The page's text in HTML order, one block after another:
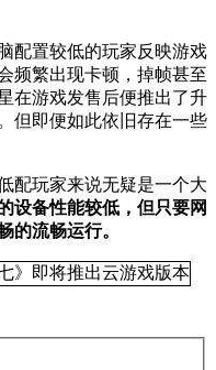
配置较低的玩家反映游戏
频繁出现卡顿，掉帧甚至
在游戏发售后便推出了升
但即便如此依旧存在一些
配玩家来说无疑是一个大
设备性能较低，但只要网
的流畅运行。